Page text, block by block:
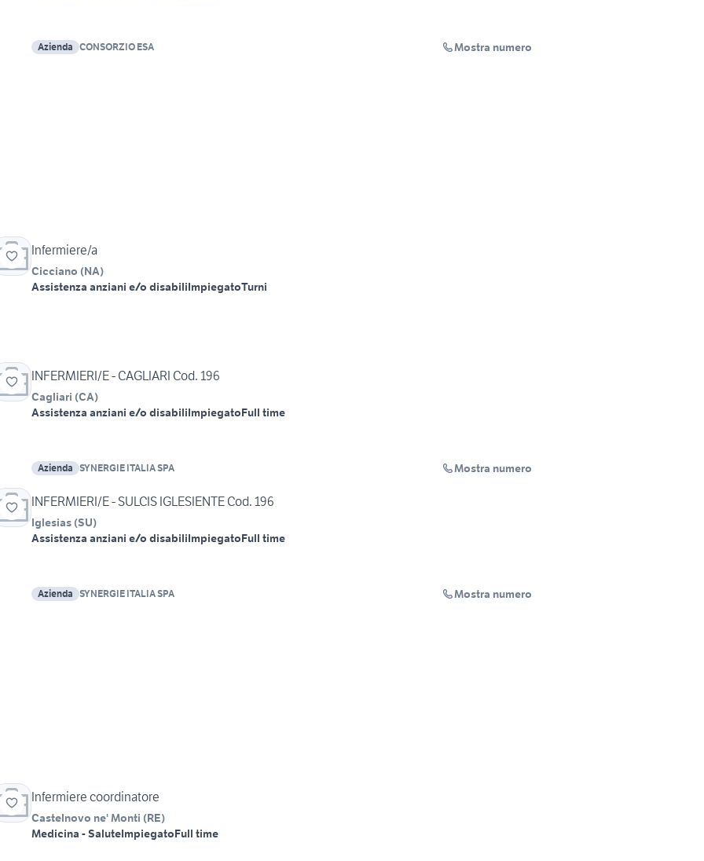
Azienda CONSORZIO ESA Mostra numero
Infermiere/a
Cicciano (NA)
Assistenza anziani e/o disabiliImpiegatoTurni
INFERMIERI/E - CAGLIARI Cod. 196
Cagliari (CA)
Assistenza anziani e/o disabiliImpiegatoFull time
Azienda SYNERGIE ITALIA SPA Mostra numero
INFERMIERI/E - SULCIS IGLESIENTE Cod. 196
Iglesias (SU)
Assistenza anziani e/o disabiliImpiegatoFull time
Azienda SYNERGIE ITALIA SPA Mostra numero
Infermiere coordinatore
Castelnovo ne' Monti (RE)
Medicina - SaluteImpiegatoFull time